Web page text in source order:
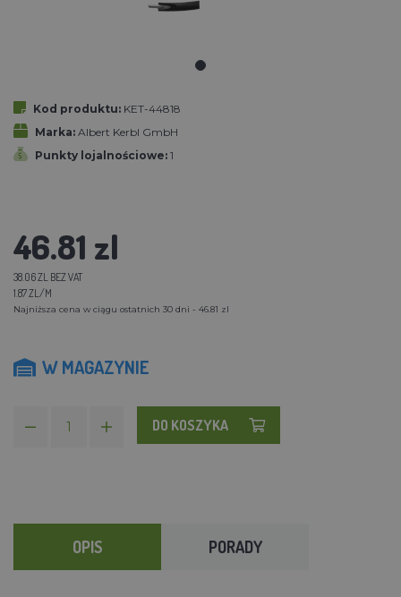
Kod produktu: KET-44818
Marka: Albert Kerbl GmbH
Punkty lojalnościowe: 1
46.81 zl
38.06 ZL BEZ VAT
1.87 ZL/M
Najniższa cena w ciągu ostatnich 30 dni - 46.81 zl
W MAGAZYNIE
DO KOSZYKA
OPIS PORADY